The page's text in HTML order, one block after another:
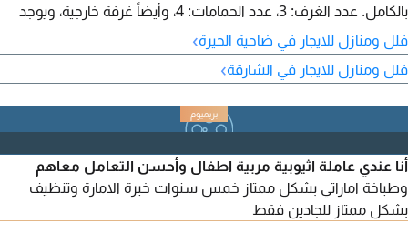
بالكامل. عدد الغرف: 3، عدد الحمامات: 4، وأيضاً غرفة خارجية، ويوجد
بلكونة وخزائن حائط، ومتوفر باركينج رملي مجاني.
فلل ومنازل للايجار في ضاحية الحيرة›
فلل ومنازل للايجار في الشارقة›
أنا عندي عاملة اثيوبية مربية اطفال وأحسن التعامل معاهم
وطباخة اماراتي بشكل ممتاز خمس سنوات خبرة الامارة وتنظيف
بشكل ممتاز للجادين فقط